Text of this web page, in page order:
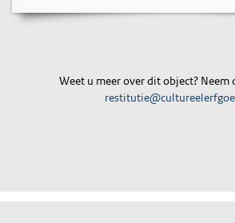
Weet u meer over dit object? Neem